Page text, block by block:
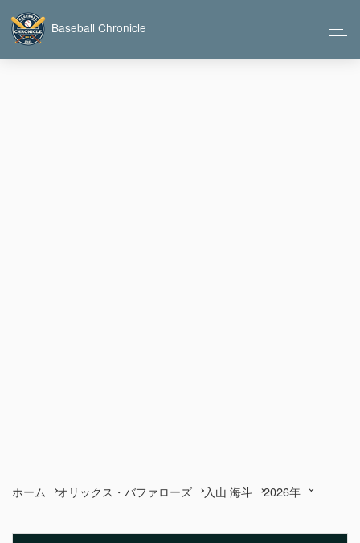
Baseball Chronicle
ホーム オリックス・バファローズ 入山 海斗 2026年